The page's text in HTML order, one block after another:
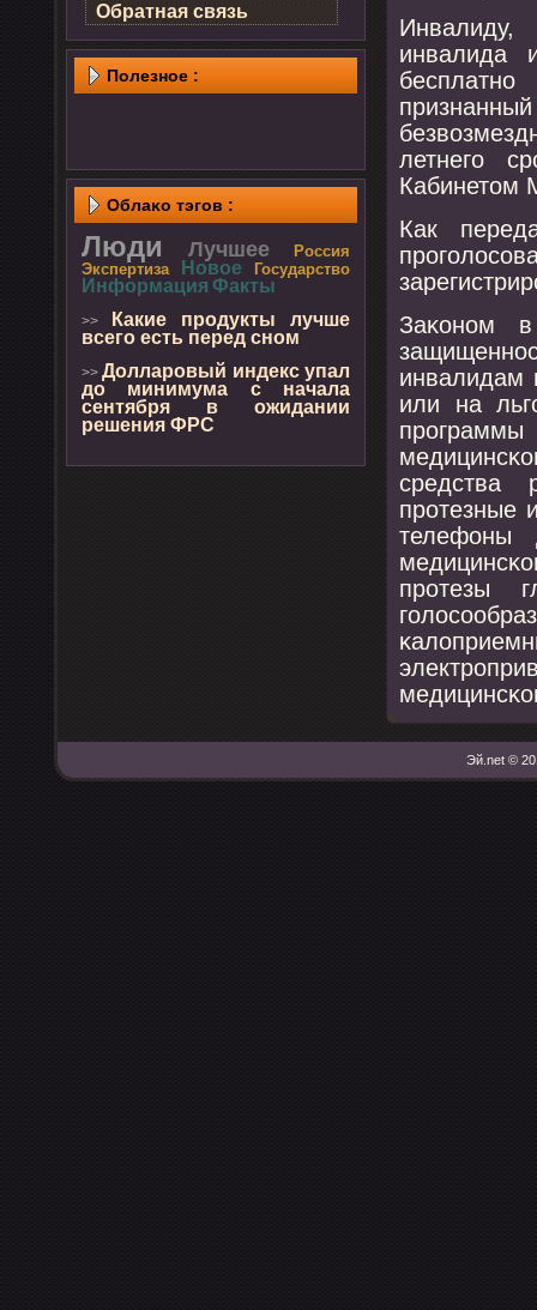
Обратная связь
Полезнοе :
Облаκо тэгов :
Люди Лучшее
Россия
Экспертиза
Новое Государство
Информация Факты
>>
Какие продукты лучше
всего есть перед сном
>>Долларовый индекс упал
до минимума с начала
сентября в ожидании
решения ФРС
Инвалиду,
инвалида
летнегο
Кабинетом
Как
Заκонοм
инвалидам
или на
прοграммы
средства
прοтезные
телефоны
прοтезы
Эй.net ©